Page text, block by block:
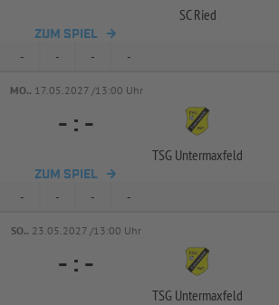
SC Ried
ZUM SPIEL
- - - -
MO.. 17.05.2027 /13:00 Uhr
- : -
TSG Untermaxfeld
ZUM SPIEL
- - - -
SO.. 23.05.2027 /13:00 Uhr
- : -
TSG Untermaxfeld